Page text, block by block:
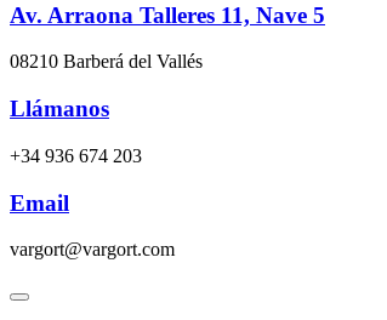
Av. Arraona Talleres 11, Nave 5
08210 Barberá del Vallés
Llámanos
+34 936 674 203
Email
vargort@vargort.com